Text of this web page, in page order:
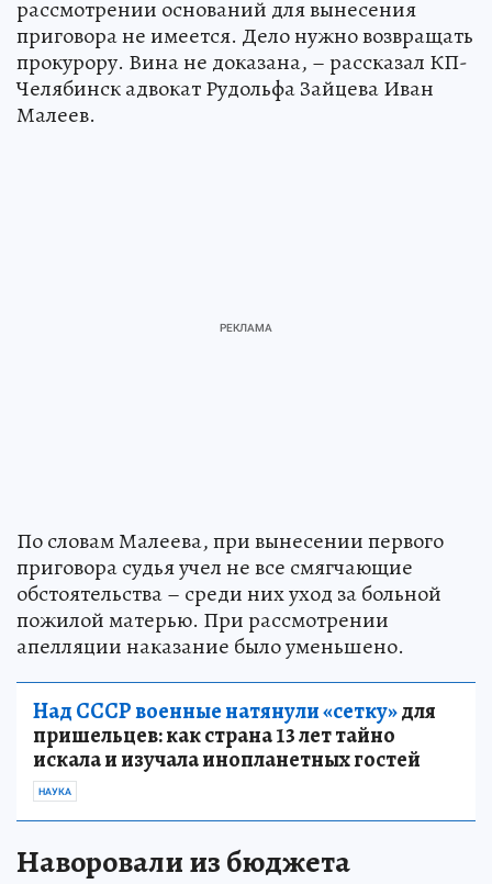
рассмотрении оснований для вынесения
приговора не имеется. Дело нужно возвращать
прокурору. Вина не доказана, – рассказал КП-
Челябинск адвокат Рудольфа Зайцева Иван
Малеев.
По словам Малеева, при вынесении первого
приговора судья учел не все смягчающие
обстоятельства – среди них уход за больной
пожилой матерью. При рассмотрении
апелляции наказание было уменьшено.
Над СССР военные натянули «сетку»для
пришельцев: как страна 13 лет тайно
искала и изучала инопланетных гостей
НАУКА
Наворовали из бюджета